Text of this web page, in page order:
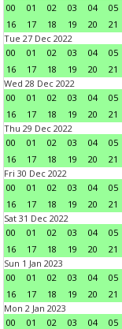
00
01 02 03 04 05
16
17 18 19 20 21
Tue 27 Dec 2022
00
01 02 03 04 05
16
17 18 19 20 21
Wed 28 Dec 2022
00
01 02 03 04 05
16
17 18 19 20 21
Thu 29 Dec 2022
00
01 02 03 04 05
16
17 18 19 20 21
Fri 30 Dec 2022
00
01 02 03 04 05
16
17 18 19 20 21
Sat 31 Dec 2022
00
01 02 03 04 05
16
17 18 19 20 21
Sun 1 Jan 2023
00
01 02 03 04 05
16
17 18 19 20 21
Mon 2 Jan 2023
00
01 02 03 04 05